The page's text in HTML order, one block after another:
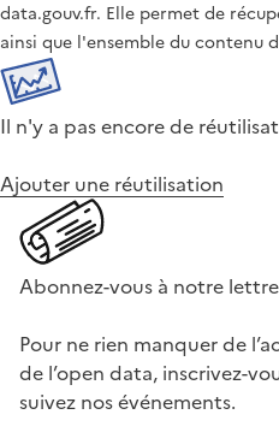
data.gouv.fr. Elle permet de
ainsi que l'ensemble du contenu
Il n'y a pas encore de
Ajouter une réutilisation
Abonnez-vous à notre
Pour ne rien manquer de
de l’open data, inscrivez-
suivez nos événements.